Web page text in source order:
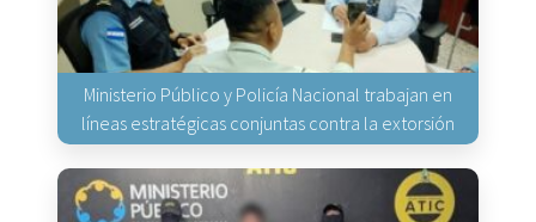
Ministerio Público y Policía Nacional trabajan en
líneas estratégicas conjuntas contra la extorsión